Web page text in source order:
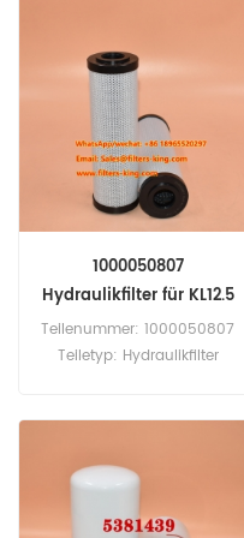
1000050807
Hydraulikfilter für KL12.5
Teilenummer: 1000050807
Teiletyp: Hydraulikfilter
Hydraulikfilter-Querverweis
Verwendung für Kramer
1245 180 348-01 350 5035